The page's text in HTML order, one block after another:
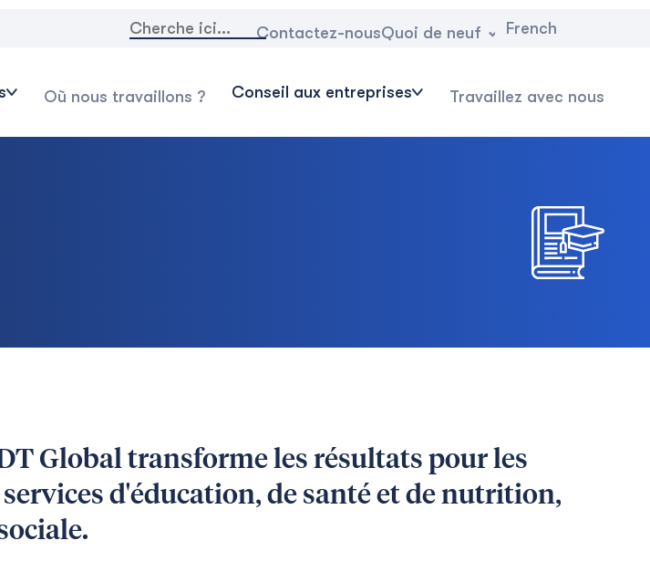
Rechercher: Contactez-nousQuoi de neuf French
Où nous travaillons ? Conseil aux entreprises Travaillez avec nous
Global transforme les résultats pour les
d'éducation, de santé et de nutrition,